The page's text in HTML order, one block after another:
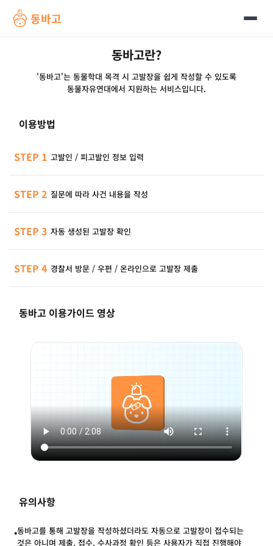
동바고
동바고란?
'동바고'는 동물학대 목격 시 고발장을 쉽게 작성할 수 있도록
동물자유연대에서 지원하는 서비스입니다.
이용방법
STEP 1 고발인 / 피고발인 정보 입력
STEP 2 질문에 따라 사건 내용을 작성
STEP 3 자동 생성된 고발장 확인
STEP 4 경찰서 방문 / 우편 / 온라인으로 고발장 제출
동바고 이용가이드 영상
유의사항
•동바고를 통해 고발장을 작성하셨더라도 자동으로 고발장이 접수되는
것은 아니며 제출, 접수, 수사과정 확인 등은 사용자가 직접 진행해야